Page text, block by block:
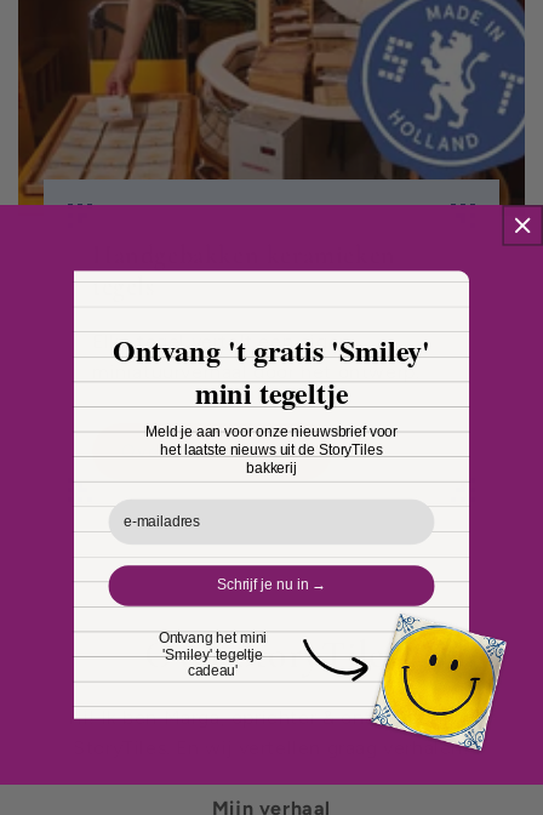
tegels
Elke tegel vertelt een eigen
miniatuurverhaal door het ontwerp.
Over ons product
Over StoryTiles
Hi! Ik ben Marga, oprichter & ontwerper van
StoryTiles. En wij vertellen graag verhalen!
Mijn verhaal
Ontvang 't gratis 'Smiley'
mini tegeltje
Meld je aan voor onze nieuwsbrief voor
het laatste nieuws uit de StoryTiles
bakkerij
Email
Schrijf je nu in →
Ontvang het mini
'Smiley' tegeltje
cadeau'